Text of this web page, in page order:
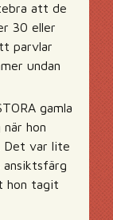
att de
30 eller
parvlar
undan
gamla
hon
Det var lite
ansiktsfärg
hon tagit